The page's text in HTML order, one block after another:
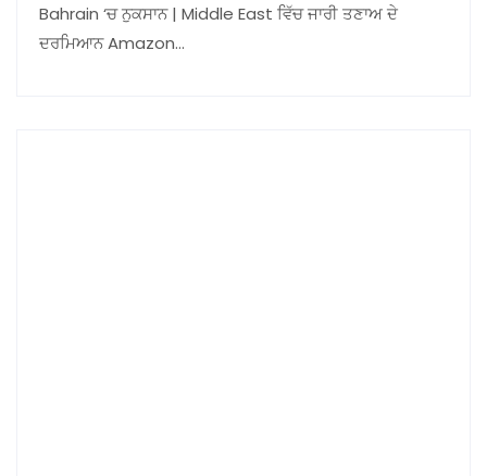
Bahrain ‘ਚ ਨੁਕਸਾਨ | Middle East ਵਿੱਚ ਜਾਰੀ ਤਣਾਅ ਦੇ
ਦਰਮਿਆਨ Amazon…